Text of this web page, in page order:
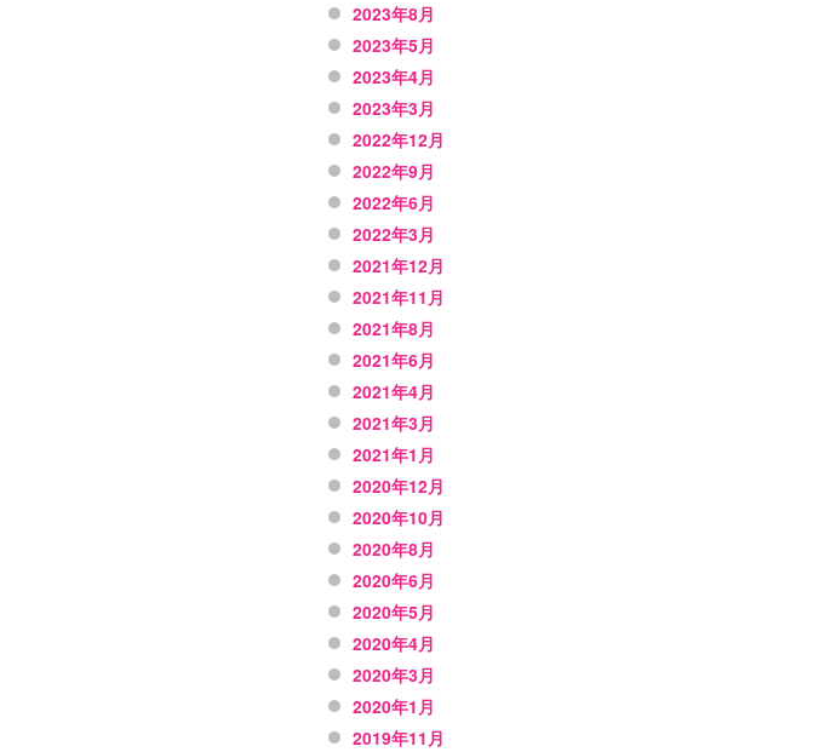
2023年8月
2023年5月
2023年4月
2023年3月
2022年12月
2022年9月
2022年6月
2022年3月
2021年12月
2021年11月
2021年8月
2021年6月
2021年4月
2021年3月
2021年1月
2020年12月
2020年10月
2020年8月
2020年6月
2020年5月
2020年4月
2020年3月
2020年1月
2019年11月